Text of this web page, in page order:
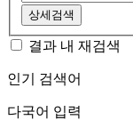
상세검색
결과 내 재검색
인기 검색어
다국어 입력